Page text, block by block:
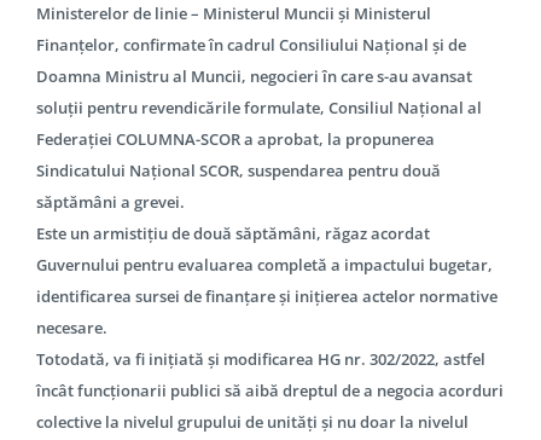
Ministerelor de linie – Ministerul Muncii și Ministerul
Finanțelor, confirmate în cadrul Consiliului Național și de
Doamna Ministru al Muncii, negocieri în care s-au avansat
soluții pentru revendicările formulate, Consiliul Național al
Federației COLUMNA-SCOR a aprobat, la propunerea
Sindicatului Național SCOR, suspendarea pentru două
săptămâni a grevei.
Este un armistițiu de două săptămâni, răgaz acordat
Guvernului pentru evaluarea completă a impactului bugetar,
identificarea sursei de finanțare și inițierea actelor normative
necesare.
Totodată, va fi inițiată și modificarea HG nr. 302/2022, astfel
încât funcționarii publici să aibă dreptul de a negocia acorduri
colective la nivelul grupului de unități și nu doar la nivelul